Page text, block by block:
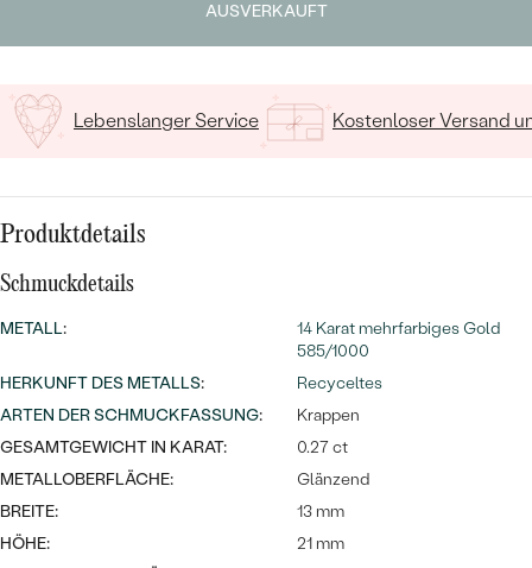
Meistverkaufte
Eheringe
MIT EDELSTEIN
GOLD
PLATIN
SILBER
DIAMANTSCHMUCK
SCHMUCK MIT LAB GROWN
PERLENSCHMUCK
SYMBOLISCH
MINIMALISTISCH
LUXURIÖSE
LUXURIÖSE
AUSVERKAUFT
Lebenslanger Service Kostenloser Versand
Produktdetails
Schmuckdetails
METALL:
14 Karat mehrfarbiges Gold
585/1000
HERKUNFT DES METALLS:
Recyceltes
ARTEN DER SCHMUCKFASSUNG:
Krappen
GESAMTGEWICHT IN KARAT:
0.27 ct
METALLOBERFLÄCHE:
Glänzend
BREITE:
13 mm
HÖHE:
21 mm